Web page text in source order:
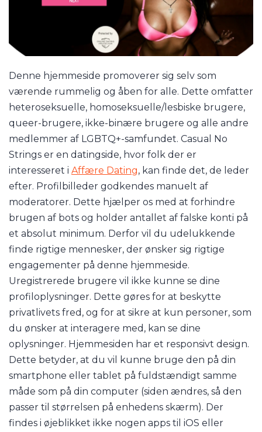
Denne hjemmeside promoverer sig selv som
værende rummelig og åben for alle. Dette omfatter
heteroseksuelle, homoseksuelle/lesbiske brugere,
queer-brugere, ikke-binære brugere og alle andre
medlemmer af LGBTQ+-samfundet. Casual No
Strings er en datingside, hvor folk der er
interesseret i Affære Dating, kan finde det, de leder
efter. Profilbilleder godkendes manuelt af
moderatorer. Dette hjælper os med at forhindre
brugen af bots og holder antallet af falske konti på
et absolut minimum. Derfor vil du udelukkende
finde rigtige mennesker, der ønsker sig rigtige
engagementer på denne hjemmeside.
Uregistrerede brugere vil ikke kunne se dine
profiloplysninger. Dette gøres for at beskytte
privatlivets fred, og for at sikre at kun personer, som
du ønsker at interagere med, kan se dine
oplysninger. Hjemmesiden har et responsivt design.
Dette betyder, at du vil kunne bruge den på din
smartphone eller tablet på fuldstændigt samme
måde som på din computer (siden ændres, så den
passer til størrelsen på enhedens skærm). Der
findes i øjeblikket ikke nogen apps til iOS eller